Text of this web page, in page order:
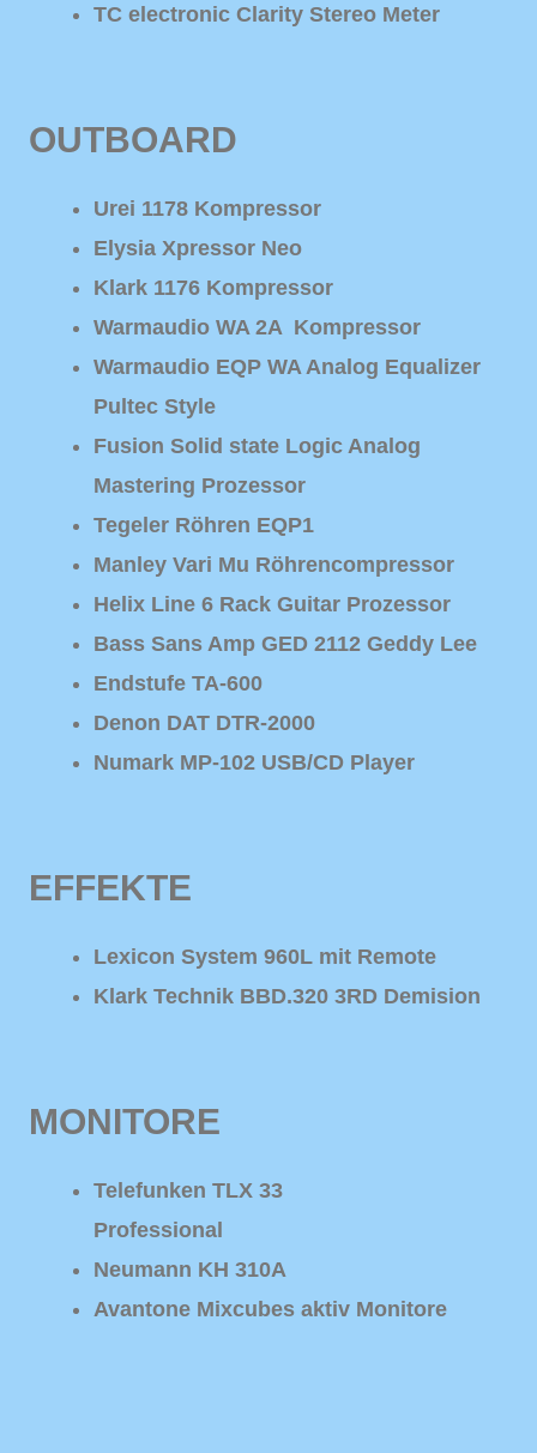
TC electronic Clarity Stereo Meter
OUTBOARD
Urei 1178 Kompressor
Elysia Xpressor Neo
Klark 1176 Kompressor
Warmaudio WA 2A Kompressor
Warmaudio EQP WA Analog Equalizer
Pultec Style
Fusion Solid state Logic Analog
Mastering Prozessor
Tegeler Röhren EQP1
Manley Vari Mu Röhrencompressor
Helix Line 6 Rack Guitar Prozessor
Bass Sans Amp GED 2112 Geddy Lee
Endstufe TA-600
Denon DAT DTR-2000
Numark MP-102 USB/CD Player
EFFEKTE
Lexicon System 960L mit Remote
Klark Technik BBD.320 3RD Demision
MONITORE
Telefunken TLX 33
Professional
Neumann KH 310A
Avantone Mixcubes aktiv Monitore